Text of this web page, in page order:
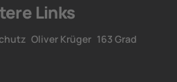
Links
Oliver Krüger 163 Grad